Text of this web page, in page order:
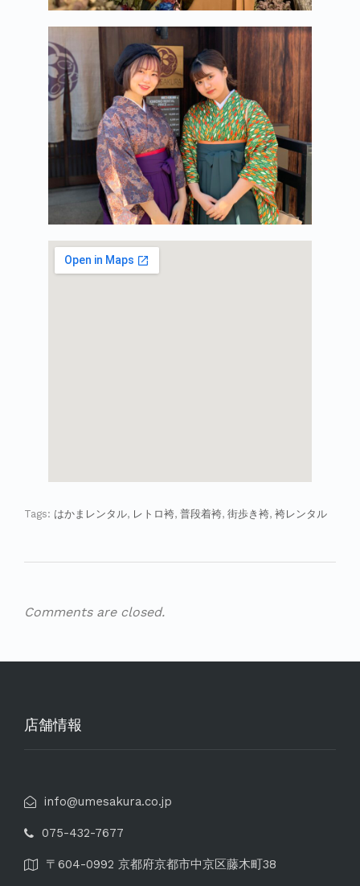
Tags: はかまレンタル, レトロ袴, 普段着袴, 街歩き袴, 袴レンタル
Comments are closed.
店舗情報
info@umesakura.co.jp
075-432-7677
〒604-0992 京都府京都市中京区藤木町38